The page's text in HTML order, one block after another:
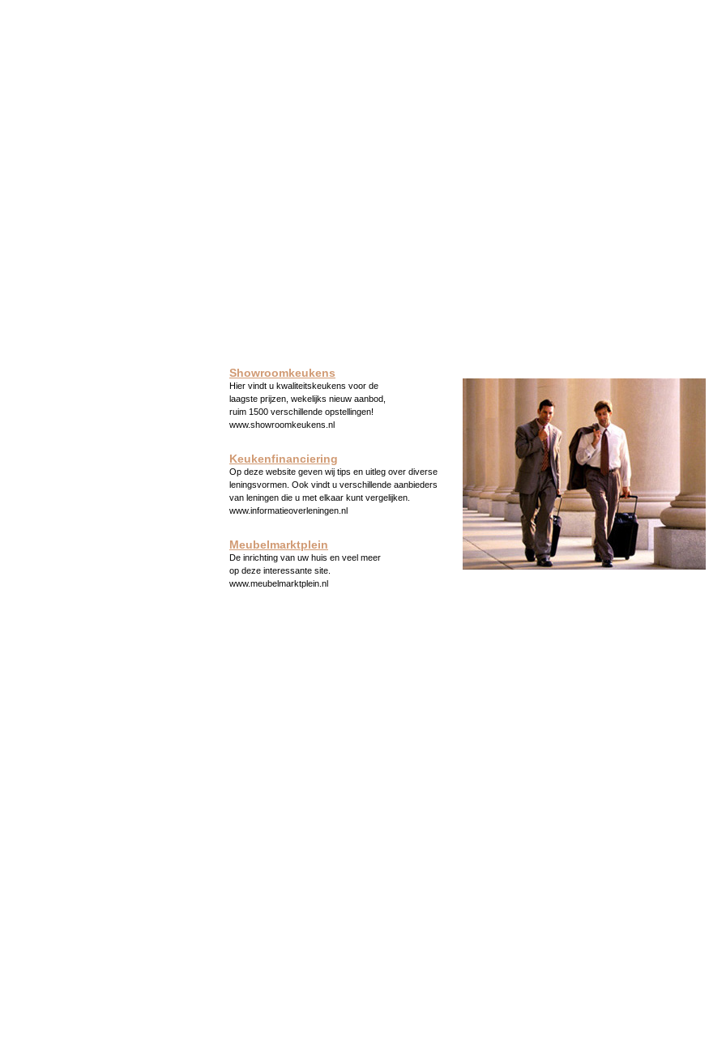
Showroomkeukens
Hier vindt u kwaliteitskeukens voor de
laagste prijzen, wekelijks nieuw aanbod,
ruim 1500 verschillende opstellingen!
www.showroomkeukens.nl
Keukenfinanciering
Op deze website geven wij tips en uitleg over diverse
leningsvormen. Ook vindt u verschillende aanbieders
van leningen die u met elkaar kunt vergelijken.
www.informatieoverleningen.nl
Meubelmarktplein
De inrichting van uw huis en veel meer
op deze interessante site.
www.meubelmarktplein.nl